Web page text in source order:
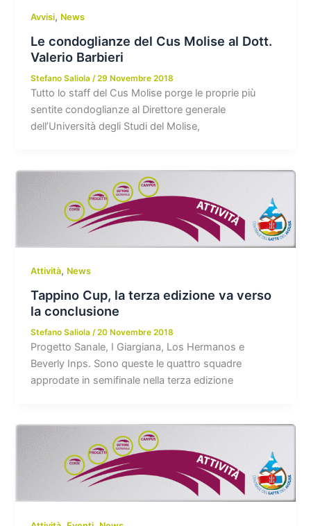
Avvisi, News
Le condoglianze del Cus Molise al Dott.
Valerio Barbieri
Stefano Saliola /29 Novembre 2018
Tutto lo staff del Cus Molise porge le proprie più
sentite condoglianze al Direttore generale
dell’Università degli Studi del Molise,
Attività, News
Tappino Cup, la terza edizione va verso
la conclusione
Stefano Saliola/20 Novembre 2018
Progetto Sanale, I Giargiana, Los Hermanos e
Beverly Inps. Sono queste le quattro squadre
approdate in semifinale nella terza edizione